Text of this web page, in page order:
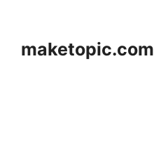
maketopic.com